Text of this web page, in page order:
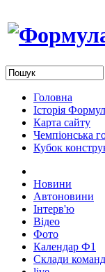
Головна
Історія
Карта сайту
Чемпіонська
Кубок
Новини
Автоновини
Інтерв'ю
Відео
Фото
Календар Ф1
Склади команд